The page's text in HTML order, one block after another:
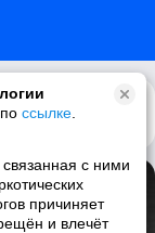
ссылке
связанная с ними
причиняет
и влечёт